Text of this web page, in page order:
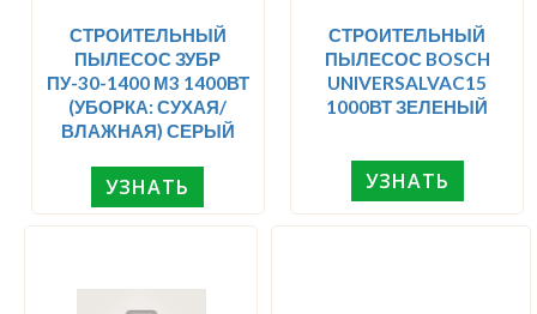
СТРОИТЕЛЬНЫЙ
ПЫЛЕСОС ЗУБР
ПУ-30-1400 М3 1400ВТ
(УБОРКА: СУХАЯ/
ВЛАЖНАЯ) СЕРЫЙ
УЗНАТЬ
СТРОИТЕЛЬНЫЙ
ПЫЛЕСОС BOSCH
UNIVERSALVAC15
1000ВТ ЗЕЛЕНЫЙ
УЗНАТЬ